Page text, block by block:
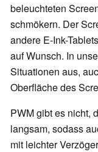
beleuchteten
schmökern. Der
andere E-Ink-
auf Wunsch. In
Situationen aus,
Oberfläche des
PWM gibt es nicht,
langsam, sodass
mit leichter